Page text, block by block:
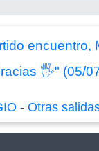
encuentro,
🖐" (05/
-Otras